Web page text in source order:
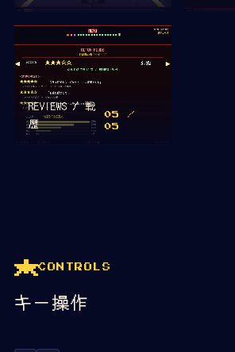
REVIEWS / 戦
歴
05
/
05
CONTROLS
キー操作